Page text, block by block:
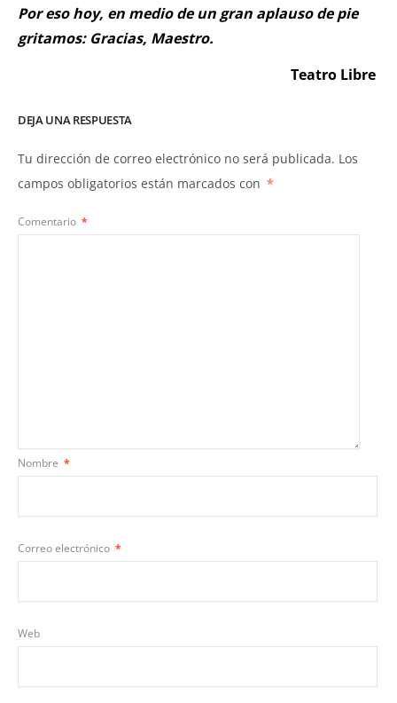
Por eso hoy, en medio de un gran aplauso de pie
gritamos: Gracias, Maestro.
Teatro Libre
DEJA UNA RESPUESTA
Tu dirección de correo electrónico no será publicada. Los
campos obligatorios están marcados con *
Comentario *
Nombre *
Correo electrónico *
Web